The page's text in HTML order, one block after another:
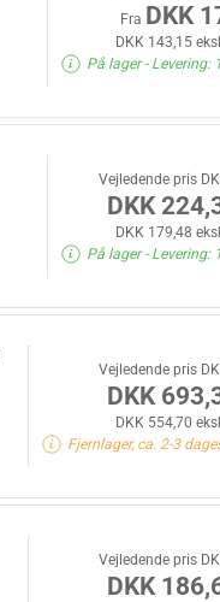
Fra DKK
DKK 143,15
På lager- Levering:
Vejledende pris
DKK
DKK 179,48
På lager- Levering:
Vejledende pris
DKK
DKK 554,70
Fjernlager, ca. 2-3
Vejledende pris
DKK